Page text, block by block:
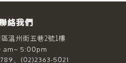
絡我們
溫州街五巷2號1樓
am~ 5:00pm
、(02)2363-5021